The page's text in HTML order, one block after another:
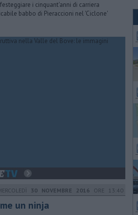
i cinquant'anni di carriera
babbo di Pieraccioni nel 'Ciclone'
30 NOVEMBRE 2016 ORE 13:40
un ninja